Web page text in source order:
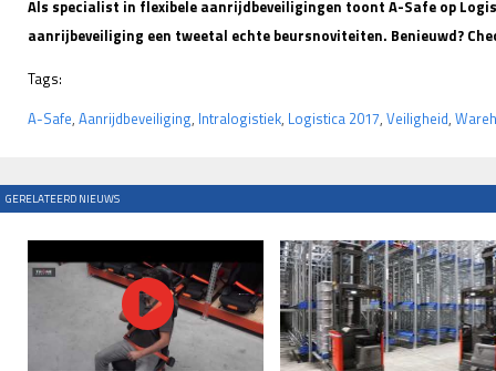
Als specialist in flexibele aanrijdbeveiligingen toont A-Safe op
aanrijbeveiliging een tweetal echte beursnoviteiten. Benieuwd?
Tags:
A-Safe, Aanrijdbeveiliging, Intralogistiek, Logistica 2017, Veiligheid,
GERELATEERD NIEUWS